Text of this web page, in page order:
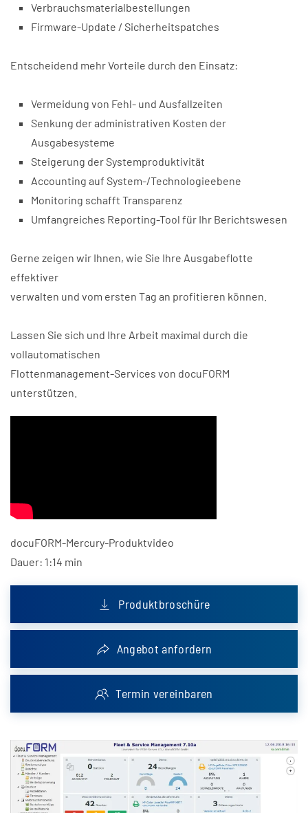
Verbrauchsmaterialbestellungen
Firmware-Update / Sicherheitspatches
Entscheidend mehr Vorteile durch den Einsatz:
Vermeidung von Fehl- und Ausfallzeiten
Senkung der administrativen Kosten der
Ausgabesysteme
Steigerung der Systemproduktivität
Accounting auf System-/Technologieebene
Monitoring schafft Transparenz
Umfangreiches Reporting-Tool für Ihr Berichtswesen
Gerne zeigen wir Ihnen, wie Sie Ihre Ausgabeflotte
effektiver
verwalten und vom ersten Tag an profitieren können.
Lassen Sie sich und Ihre Arbeit maximal durch die
vollautomatischen
Flottenmanagement-Services von docuFORM
unterstützen.
docuFORM-Mercury-Produktvideo
Dauer: 1:14 min
Produktbroschüre
Angebot anfordern
Termin vereinbaren